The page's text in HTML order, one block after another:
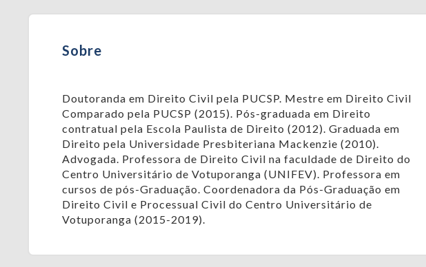
Sobre
Doutoranda em Direito Civil pela PUCSP. Mestre em Direito Civil
Comparado pela PUCSP (2015). Pós-graduada em Direito
contratual pela Escola Paulista de Direito (2012). Graduada em
Direito pela Universidade Presbiteriana Mackenzie (2010).
Advogada. Professora de Direito Civil na faculdade de Direito do
Centro Universitário de Votuporanga (UNIFEV). Professora em
cursos de pós-Graduação. Coordenadora da Pós-Graduação em
Direito Civil e Processual Civil do Centro Universitário de
Votuporanga (2015-2019).